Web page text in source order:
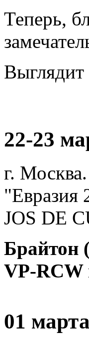
Теперь,
Выглядит
22-23
г.
"Евразия
JOS DE
Брайтон
VP-RCW
01